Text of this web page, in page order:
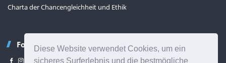
Diese Website verwendet Cookies, um ein
sicheres Surferlebnis und die bestmögliche
Charta der Chancengleichheit und Ethik
Folgen Sie uns